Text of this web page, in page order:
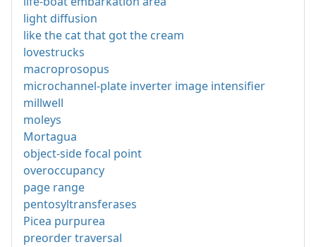
light diffusion
like the cat that got the cream
lovestrucks
macroprosopus
microchannel-plate inverter image intensifier
millwell
moleys
Mortagua
object-side focal point
overoccupancy
page range
pentosyltransferases
Picea purpurea
preorder traversal